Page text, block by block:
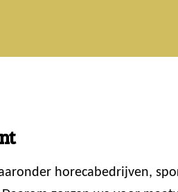
horecabedrijven,